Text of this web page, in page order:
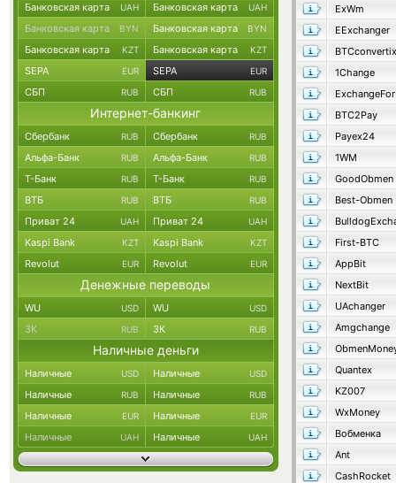
ExWm
EExchanger
BTCconvertix
1Change
BTC2Pay
Payex24
1WM
GoodObmen
Best-Obmen
First-BTC
AppBit
NextBit
UAchanger
Amgchange
Quantex
KZ007
WxMoney
Вобменка
Ant
CashRocket
Банковская карта UAH Банковская карта UAH
Банковская карта BYN Банковская карта BYN
Банковская карта KZT Банковская карта KZT
SEPA EUR SEPA EUR
СБП RUB СБП RUB
Интернет-банкинг
Сбербанк RUB Сбербанк RUB
Альфа-Банк RUB Альфа-Банк RUB
Т-Банк RUB Т-Банк RUB
ВТБ RUB ВТБ RUB
Приват 24 UAH Приват 24 UAH
Kaspi Bank KZT Kaspi Bank KZT
Revolut EUR Revolut EUR
Денежные переводы
WU USD WU USD
ЗК RUB ЗК RUB
Наличные деньги
Наличные USD Наличные USD
Наличные RUB Наличные RUB
Наличные EUR Наличные EUR
Наличные UAH Наличные UAH